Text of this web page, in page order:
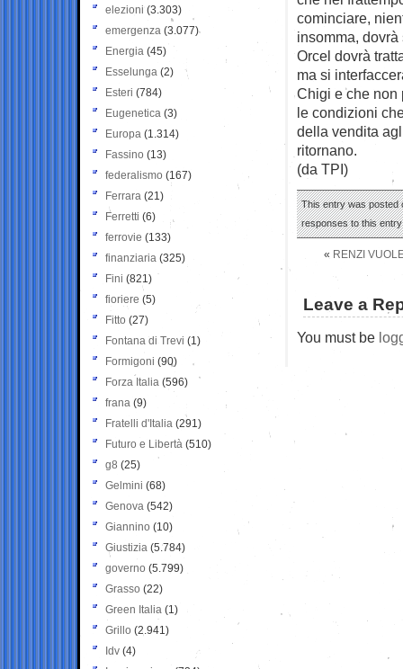
cominciare,
insomma,
Orcel dovrà
ma si
Chigi e che non
le condizioni
della vendita
ritornano.
(da TPI)
This entry was posted
responses to this
« RENZI
Leave a
You must be
elezioni (3.303)
emergenza (3.077)
Energia (45)
Esselunga (2)
Esteri (784)
Eugenetica (3)
Europa (1.314)
Fassino (13)
federalismo (167)
Ferrara (21)
Ferretti (6)
ferrovie (133)
finanziaria (325)
Fini (821)
fioriere (5)
Fitto (27)
Fontana di Trevi (1)
Formigoni (90)
Forza Italia (596)
frana (9)
Fratelli d'Italia (291)
Futuro e Libertà (510)
g8 (25)
Gelmini (68)
Genova (542)
Giannino (10)
Giustizia (5.784)
governo (5.799)
Grasso (22)
Green Italia (1)
Grillo (2.941)
Idv (4)